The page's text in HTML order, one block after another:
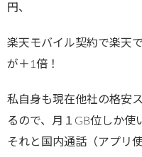
円、
楽天モバイル契約で楽天
が＋1倍！
私自身も現在他社の格安
るので、月１GB位しか使
それと国内通話（アプリ